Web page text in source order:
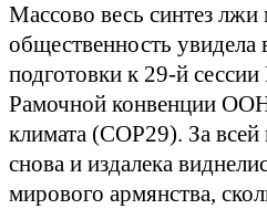
Массово весь синтез лжи
общественность увидела
подготовки к 29-й
Рамочной конвенции
климата (COP29). За
снова и издалека
мирового армянства,